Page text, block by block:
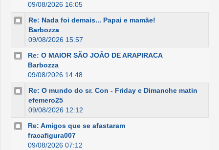
09/08/2026 16:05
Re: Nada foi demais... Papai e mamãe!
Barbozza
09/08/2026 15:57
Re: O MAIOR SÃO JOÃO DE ARAPIRACA
Barbozza
09/08/2026 14:48
Re: O mundo do sr. Con - Friday e Dimanche matin
efemero25
09/08/2026 12:12
Re: Amigos que se afastaram
fracafigura007
09/08/2026 07:12